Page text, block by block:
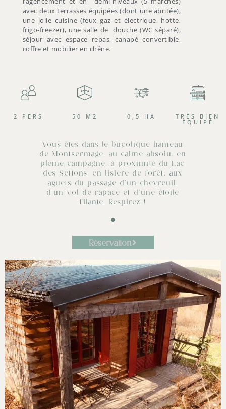
avec deux terrasses équipées (dont une abritée),
une jolie cuisine (feux gaz et électrique, hotte,
frigo-freezer), une salle de douche (WC séparé),
séjour avec espace repas, canapé convertible,
coffre et mobilier en chêne.
2 PERS 50 M2 0,5 HA TRÈS BIEN
ÉQUIPÉ
Vous êtes dans le bucolique hameau
de Montsermage, au calme absolu, en
pleine campagne, à proximité du Lac
des Settons, en lisière de forêt, aux
aguets du passage d’un chevreuil,
d’un vol de rapace et d’une étoile
filante. Respirez !
Réservation